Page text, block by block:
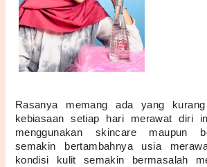
Rasanya memang ada yang
kebiasaan setiap hari merawat diri
menggunakan skincare maupun
semakin bertambahnya usia
kondisi kulit semakin bermasalah